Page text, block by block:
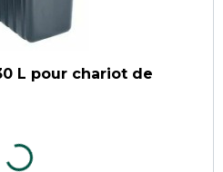
L pour chariot de